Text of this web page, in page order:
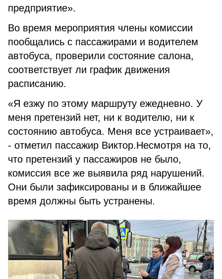
предприятие».
Во время мероприятия члены комиссии
пообщались с пассажирами и водителем
автобуса, проверили состояние салона,
соответствует ли график движения
расписанию.
«Я езжу по этому маршруту ежедневно. У
меня претензий нет, ни к водителю, ни к
состоянию автобуса. Меня все устраивает»,
- отметил пассажир Виктор.Несмотря на то,
что претензий у пассажиров не было,
комиссия все же выявила ряд нарушений.
Они были зафиксированы и в ближайшее
время должны быть устранены.